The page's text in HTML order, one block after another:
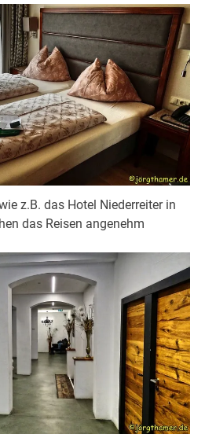
z.B. das Hotel Niederreiter in
das Reisen angenehm